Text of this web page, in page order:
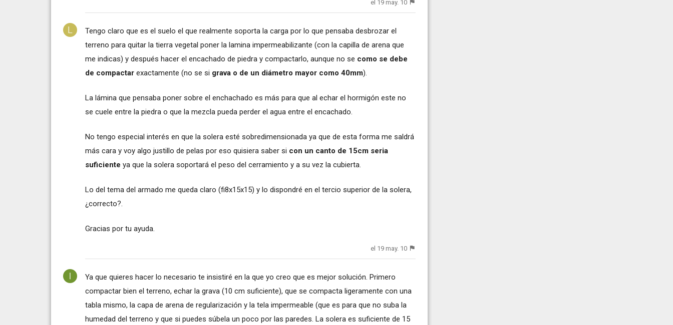
el 19 may. 10
Tengo claro que es el suelo el que realmente soporta la carga por lo que pensaba desbrozar el
terreno para quitar la tierra vegetal poner la lamina impermeabilizante (con la capilla de arena que
me indicas) y después hacer el encachado de piedra y compactarlo, aunque no se como se debe
de compactar exactamente (no se si grava o de un diámetro mayor como 40mm).
La lámina que pensaba poner sobre el enchachado es más para que al echar el hormigón este no
se cuele entre la piedra o que la mezcla pueda perder el agua entre el encachado.
No tengo especial interés en que la solera esté sobredimensionada ya que de esta forma me saldrá
más cara y voy algo justillo de pelas por eso quisiera saber si con un canto de 15cm seria
suficiente ya que la solera soportará el peso del cerramiento y a su vez la cubierta.
Lo del tema del armado me queda claro (fi8x15x15) y lo dispondré en el tercio superior de la solera,
¿correcto?.
Gracias por tu ayuda.
el 19 may. 10
Ya que quieres hacer lo necesario te insistiré en la que yo creo que es mejor solución. Primero
compactar bien el terreno, echar la grava (10 cm suficiente), que se compacta ligeramente con una
tabla mismo, la capa de arena de regularización y la tela impermeable (que es para que no suba la
humedad del terreno y que si puedes súbela un poco por las paredes. La solera es suficiente de 15